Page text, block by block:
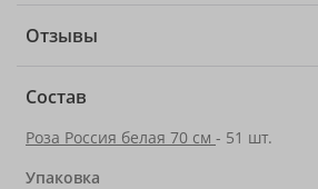
Отзывы
Состав
Роза Россия белая 70 см - 51 шт.
Упаковка